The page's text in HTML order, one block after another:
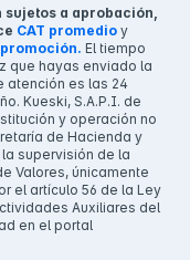
a aprobación,
CAT promedio y
El tiempo
que hayas enviado la
atención es las 24
Kueski, S.A.P.I. de
y operación no
de Hacienda y
supervisión de la
Valores, únicamente
el artículo 56 de la Ley
Auxiliares del
en el portal